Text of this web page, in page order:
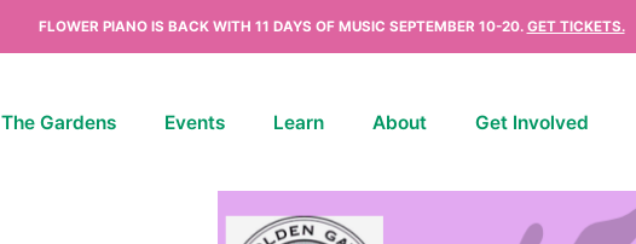
FLOWER PIANO IS BACK WITH 11 DAYS OF MUSIC SEPTEMBER 10-20. GET TICKETS.
The Gardens Events Learn About Get Involved